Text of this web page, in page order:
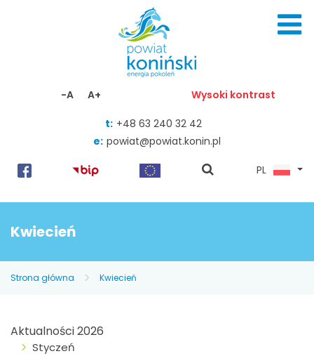
-A A+ Wysoki kontrast
t: +48 63 240 32 42
e: powiat@powiat.konin.pl
pokaż
PL
Kwiecień
Strona główna Kwiecień
Aktualności 2026
Styczeń